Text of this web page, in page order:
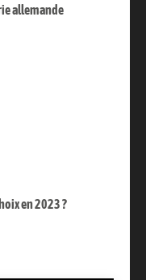
allemande
en 2023 ?